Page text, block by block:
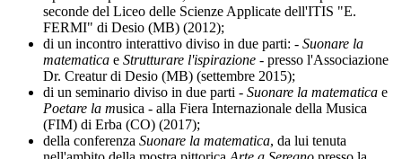
seconde del Liceo delle Scienze Applicate dell'ITIS "E.
FERMI" di Desio (MB) (2012);
di un incontro interattivo diviso in due parti: ‑ Suonare la
matematica e Strutturare l'ispirazione ‑ presso l'Associazione
Dr. Creatur di Desio (MB) (settembre 2015);
di un seminario diviso in due parti ‑ Suonare la matematica e
Poetare la musica ‑ alla Fiera Internazionale della Musica
(FIM) di Erba (CO) (2017);
della conferenza Suonare la matematica, da lui tenuta